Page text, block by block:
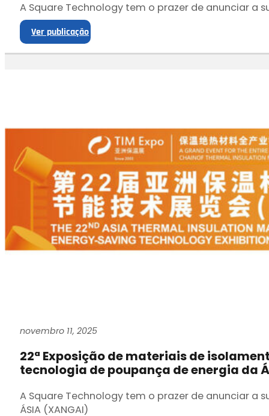
A Square Technology tem o prazer de anunciar a
Ver publicação
novembro 11, 2025
22ª Exposição de materiais de
tecnologia de poupança de energia da
A Square Technology tem o prazer de anunciar
ÁSIA (XANGAI)